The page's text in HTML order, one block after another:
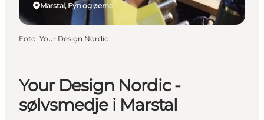
Your Design Nordic -
sølvsmedje i Marstal
Marstal, Fyn og øerne
Foto: Your Design Nordic